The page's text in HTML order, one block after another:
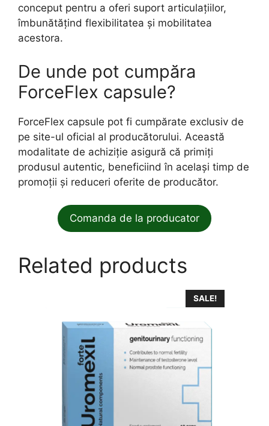
conceput pentru a oferi suport articulațiilor,
îmbunătățind flexibilitatea și mobilitatea
acestora.
De unde pot cumpăra
ForceFlex capsule?
ForceFlex capsule pot fi cumpărate exclusiv de
pe site-ul oficial al producătorului. Această
modalitate de achiziție asigură că primiți
produsul autentic, beneficiind în același timp de
promoții și reduceri oferite de producător.
Comanda de la producator
Related products
SALE!